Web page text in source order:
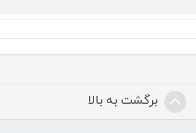
برگشت به بالا